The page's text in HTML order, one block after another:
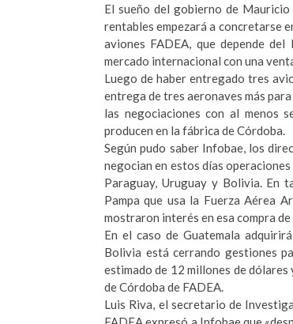
El sueño del gobierno de
rentables empezará a concretarse
aviones FADEA, que depende
mercado internacional con una
Luego de haber entregado tres
entrega de tres aeronaves más
las negociaciones con al menos
producen en la fábrica de Córdoba.
Según pudo saber Infobae, los
negocian en estos días
Paraguay, Uruguay y Bolivia. En
Pampa que usa la Fuerza Aérea
mostraron interés en esa compra
En el caso de Guatemala
Bolivia está cerrando gestiones
estimado de 12 millones de
de Córdoba de FADEA.
Luis Riva, el secretario de